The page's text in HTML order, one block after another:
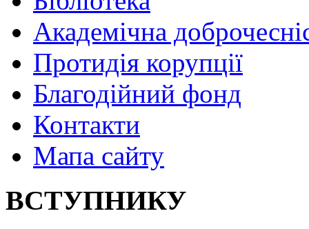
Академічна
Протидія корупції
Благодійний фонд
Контакти
Мапа сайту
ВСТУПНИКУ